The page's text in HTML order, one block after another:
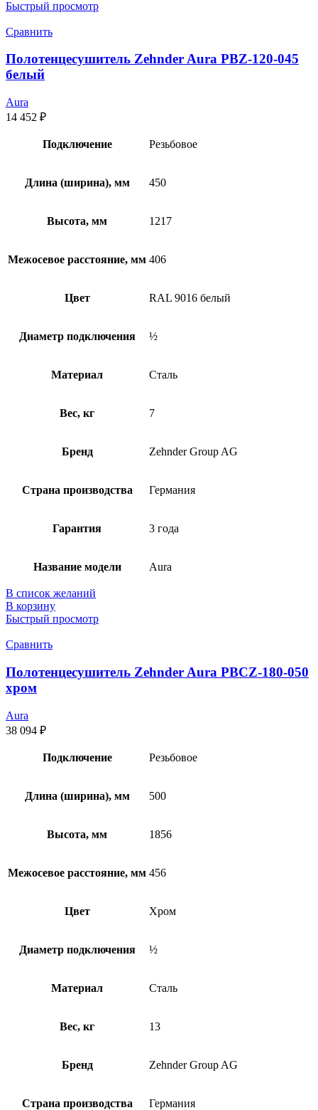
Быстрый просмотр
Сравнить
Полотенцесушитель Zehnder Aura PBZ-120-045
белый
Aura
14 452 ₽
Подключение Резьбовое
Длина (ширина), мм 450
Высота, мм 1217
Межосевое расстояние, мм 406
Цвет RAL 9016 белый
Диаметр подключения ½
Материал Сталь
Вес, кг 7
Бренд Zehnder Group AG
Страна производства Германия
Гарантия 3 года
Название модели Aura
В список желаний
В корзину
Быстрый просмотр
Сравнить
Полотенцесушитель Zehnder Aura PBCZ-180-050
хром
Aura
38 094 ₽
Подключение Резьбовое
Длина (ширина), мм 500
Высота, мм 1856
Межосевое расстояние, мм 456
Цвет Хром
Диаметр подключения ½
Материал Сталь
Вес, кг 13
Бренд Zehnder Group AG
Страна производства Германия